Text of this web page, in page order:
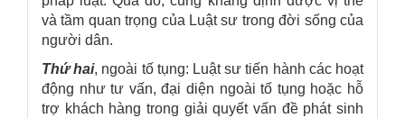
và tầm quan trọng của Luật sư trong đời sống của
người dân.
Thứ hai, ngoài tố tụng: Luật sư tiến hành các hoạt
động như tư vấn, đại diện ngoài tố tụng hoặc hỗ
trợ khách hàng trong giải quyết vấn đề phát sinh